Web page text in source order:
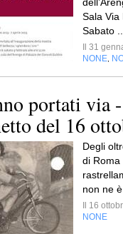
Sala Via
Sabato ...
Il 31
NONE
portati via
del 16
Degli
di Roma
non ne
Il 16
NONE